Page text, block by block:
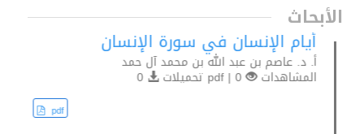
الأبحاث
أيام الإنسان في سورة الإنسان
أ. د. عاصم بن عبد الله بن محمد آل حمد
المشاهدات 0 | pdf تحميلات
pdf